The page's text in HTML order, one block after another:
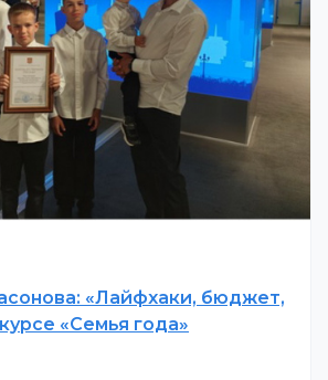
«Лайфхаки, бюджет,
«Семья года»